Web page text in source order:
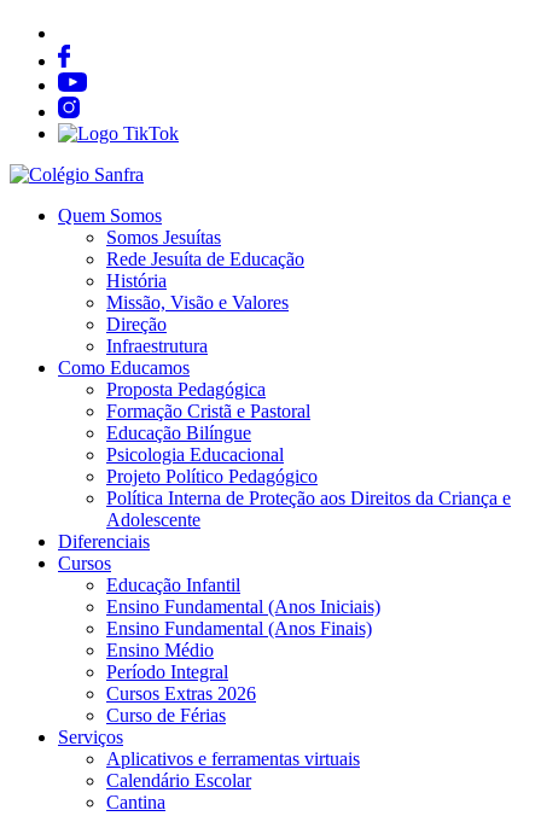
Quem Somos
Somos Jesuítas
Rede Jesuíta de Educação
História
Missão, Visão e Valores
Direção
Infraestrutura
Como Educamos
Proposta Pedagógica
Formação Cristã e Pastoral
Educação Bilíngue
Psicologia Educacional
Projeto Político Pedagógico
Política Interna de Proteção aos Direitos da Criança e
Adolescente
Diferenciais
Cursos
Educação Infantil
Ensino Fundamental (Anos Iniciais)
Ensino Fundamental (Anos Finais)
Ensino Médio
Período Integral
Cursos Extras 2026
Curso de Férias
Serviços
Aplicativos e ferramentas virtuais
Calendário Escolar
Cantina